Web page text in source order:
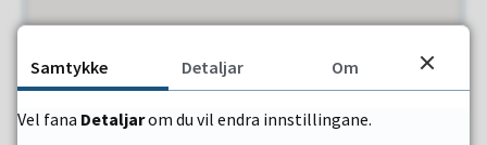
Samtykke Detaljar Om
Vel fana Detaljarom du vil endra innstillingane.